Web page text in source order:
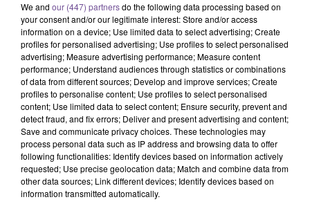
5h00
5h00
TAME IMPALA
Dracula
4h56
4h56
RIVIERA
She Doesn't Mind
4h53
4h53
MILEY CYRUS
Dream As One (from
Avatar Fire And Ash)
4h49
4h49 4h47
4h47 4h45
4h45
We and our (447) partnersdo the following data processing based on
your consent and/or our legitimate interest: Store and/or access
information on a device; Use limited data to select advertising; Create
profiles for personalised advertising; Use profiles to select personalised
advertising; Measure advertising performance; Measure content
performance; Understand audiences through statistics or combinations
of data from different sources; Develop and improve services; Create
profiles to personalise content; Use profiles to select personalised
content; Use limited data to select content; Ensure security, prevent and
detect fraud, and fix errors; Deliver and present advertising and content;
Save and communicate privacy choices. These technologies may
process personal data such as IP address and browsing data to offer
following functionalities: Identify devices based on information actively
requested; Use precise geolocation data; Match and combine data from
other data sources; Link different devices; Identify devices based on
information transmitted automatically.